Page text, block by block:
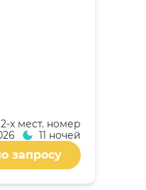
2-x мест. номер
11 ночей
запросу